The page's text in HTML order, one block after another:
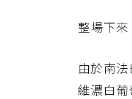
整場下
由於南
維濃白葡